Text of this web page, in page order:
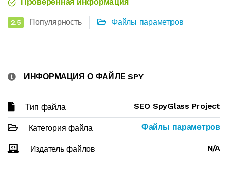
2.5 Популярность Файлы параметров
ИНФОРМАЦИЯ О ФАЙЛЕ SPY
Тип файла SEO SpyGlass Project
Категория файла Файлы параметров
Издатель файлов N/A